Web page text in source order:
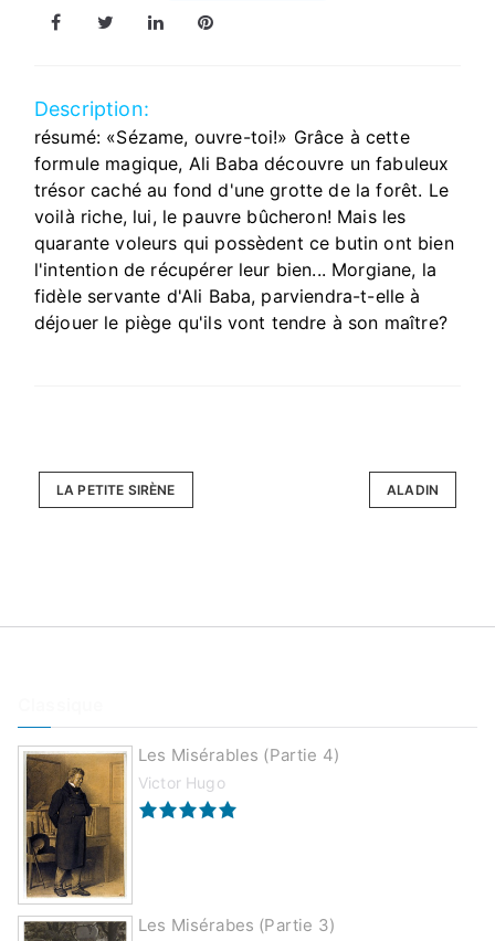
Description:
résumé: «Sézame, ouvre-toi!» Grâce à cette
formule magique, Ali Baba découvre un fabuleux
trésor caché au fond d'une grotte de la forêt. Le
voilà riche, lui, le pauvre bûcheron! Mais les
quarante voleurs qui possèdent ce butin ont bien
l'intention de récupérer leur bien... Morgiane, la
fidèle servante d'Ali Baba, parviendra-t-elle à
déjouer le piège qu'ils vont tendre à son maître?
LA PETITE SIRÈNE ALADIN
Les Misérables (partie 4)
Victor Hugo
Les Misérabes (partie 3)